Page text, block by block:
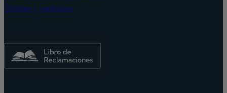
Términos y condiciones